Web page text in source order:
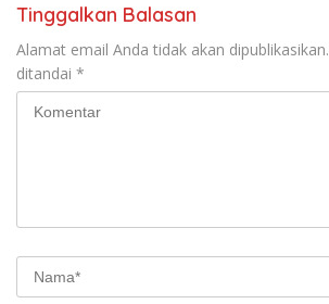
Tinggalkan Balasan
Alamat email Anda tidak akan dipublikasikan.
ditandai *